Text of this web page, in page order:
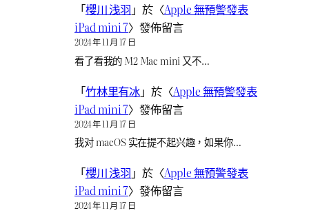
「櫻川 浅羽 」於〈Apple 無預警發表
iPad mini 7〉發佈留言
2024 年 11 月 17 日
看了看我的 M2 Mac mini 又不…
「竹林里有冰」於〈Apple 無預警發表
iPad mini 7〉發佈留言
2024 年 11 月 17 日
我对 macOS 实在提不起兴趣，如果你…
「櫻川 浅羽 」於〈Apple 無預警發表
iPad mini 7〉發佈留言
2024 年 11 月 17 日